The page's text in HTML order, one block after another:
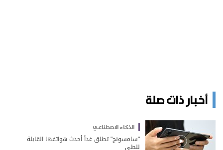
أخبار ذات صلة
الذكاء الاصطناعي
"سامسونج" تطلق غداً أحدث هواتفها القابلة
للطي